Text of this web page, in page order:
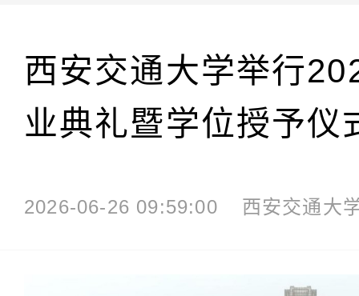
西安交通大学举行
业典礼暨学位授予仪
2026-06-26 09:59:00 西安交通大